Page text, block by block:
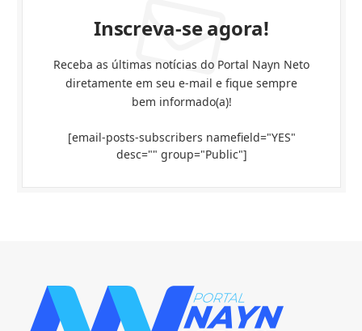
Inscreva-se agora!
Receba as últimas notícias do Portal Nayn Neto
diretamente em seu e-mail e fique sempre
bem informado(a)!
[email-posts-subscribers namefield="YES"
desc="" group="Public"]